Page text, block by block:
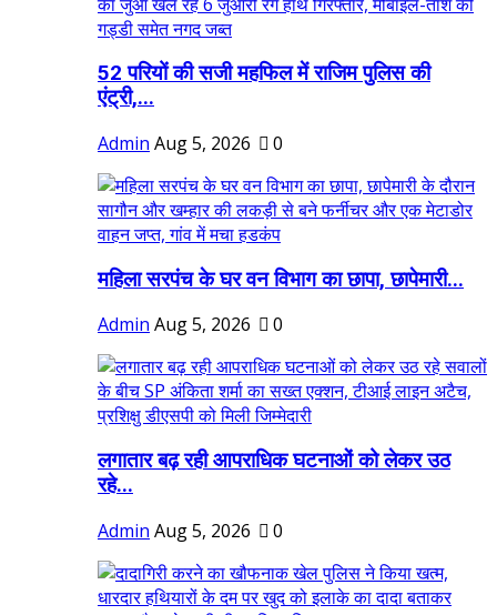
52 परियों की सजी महफिल में राजिम पुलिस की
एंट्री,...
Admin Aug 5, 2026 0
महिला सरपंच के घर वन विभाग का छापा, छापेमारी...
Admin Aug 5, 2026 0
लगातार बढ़ रही आपराधिक घटनाओं को लेकर उठ
रहे...
Admin Aug 5, 2026 0